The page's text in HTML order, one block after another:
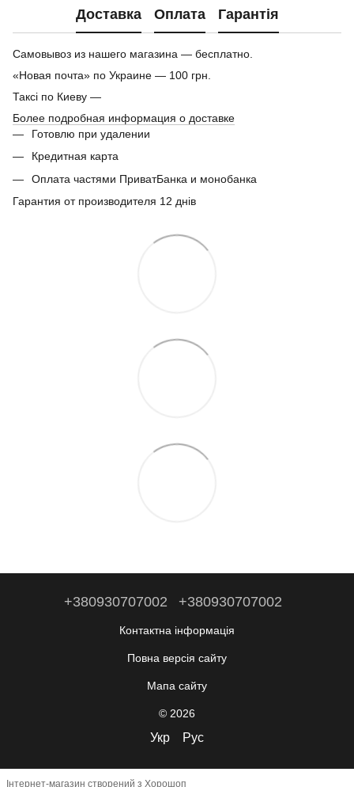
Доставка Оплата Гарантія
Самовывоз из нашего магазина — бесплатно.
«Новая почта» по Украине — 100 грн.
Таксі по Киеву —
Более подробная информация о доставке
Готовлю при удалении
Кредитная карта
Оплата частями ПриватБанка и монобанка
Гарантия от производителя 12 днів
+380930707002 +380930707002
Контактна інформація
Повна версія сайту
Мапа сайту
© 2026
Укр Рус
Інтернет-магазин створений з Хорошоп